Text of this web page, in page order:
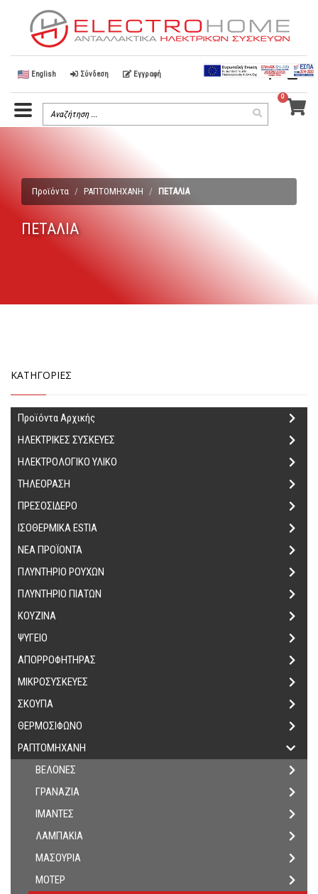
0
English Σύνδεση Εγγραφή
Search
Term
Menu
Προϊόντα ΡΑΠΤΟΜΗΧΑΝΗ ΠΕΤΑΛΙΑ
ΠΕΤΑΛΙΑ
ΚΑΤΗΓΟΡΙΕΣ
Προϊόντα Αρχικής
ΗΛΕΚΤΡΙΚΕΣ ΣΥΣΚΕΥΕΣ
ΗΛΕΚΤΡΟΛΟΓΙΚΟ ΥΛΙΚΟ
ΤΗΛΕΟΡΑΣΗ
ΠΡΕΣΟΣΙΔΕΡΟ
ΙΣΟΘΕΡΜΙΚΑ ΕSTIA
ΝΕΑ ΠΡΟΪΟΝΤΑ
ΠΛΥΝΤΗΡΙΟ ΡΟΥΧΩΝ
ΠΛΥΝΤΗΡΙΟ ΠΙΑΤΩΝ
ΚΟΥΖΙΝΑ
ΨΥΓΕΙΟ
ΑΠΟΡΡΟΦΗΤΗΡΑΣ
ΜΙΚΡΟΣΥΣΚΕΥΕΣ
ΣΚΟΥΠΑ
ΘΕΡΜΟΣΙΦΩΝΟ
ΡΑΠΤΟΜΗΧΑΝΗ
ΒΕΛΟΝΕΣ
ΓΡΑΝΑΖΙΑ
ΙΜΑΝΤΕΣ
ΛΑΜΠΑΚΙΑ
ΜΑΣΟΥΡΙΑ
ΜΟΤΕΡ